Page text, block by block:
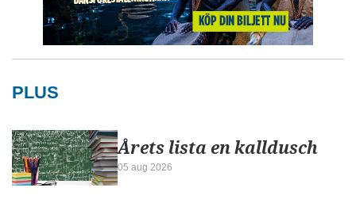
PLUS
Årets lista en kalldusch
05 aug 2026